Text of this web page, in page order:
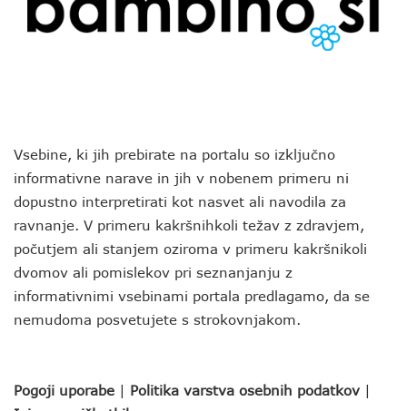
Vsebine, ki jih prebirate na portalu so izključno
informativne narave in jih v nobenem primeru ni
dopustno interpretirati kot nasvet ali navodila za
ravnanje. V primeru kakršnihkoli težav z zdravjem,
počutjem ali stanjem oziroma v primeru kakršnikoli
dvomov ali pomislekov pri seznanjanju z
informativnimi vsebinami portala predlagamo, da se
nemudoma posvetujete s strokovnjakom.
Pogoji uporabe | Politika varstva osebnih podatkov |